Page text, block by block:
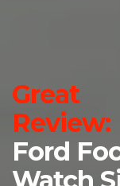
Great
Review:
Ford
Watch